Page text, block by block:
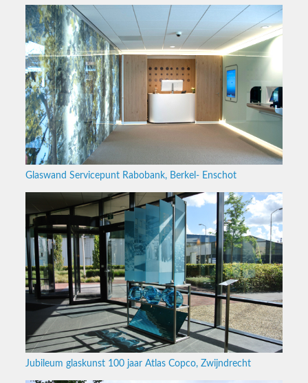
Glaswand Servicepunt Rabobank, Berkel- Enschot
Jubileum glaskunst 100 jaar Atlas Copco, Zwijndrecht